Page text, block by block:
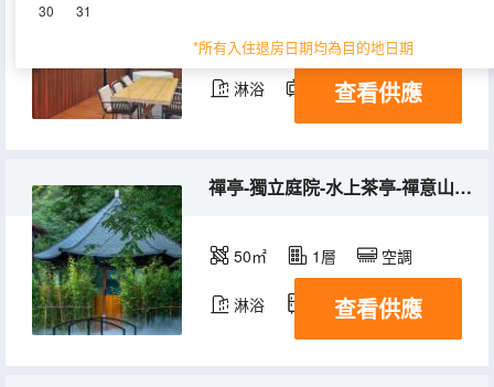
30 31
*所有入住退房日期均為目的地日期
53㎡ 2層 空調
淋浴 電視機 冰箱
查看供應
禪亭-獨立庭院-水上茶亭-禪意山景大床房
50㎡ 1層 空調
淋浴 冰箱查看供應